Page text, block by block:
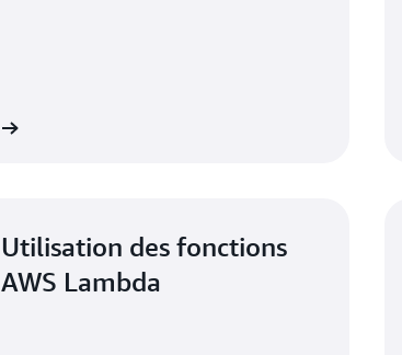
Utilisation des fonctions
AWS Lambda